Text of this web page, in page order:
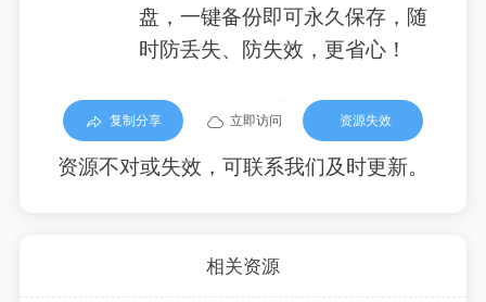
盘，一键备份即可永久保存，随
时防丢失、防失效，更省心！
复制分享 立即访问 资源失效
资源不对或失效，可联系我们及时更新。
相关资源